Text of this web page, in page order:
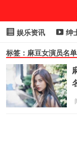
娱乐资讯 绅
浮力GIF 明星头条
cosplay
标签：麻豆女演员名